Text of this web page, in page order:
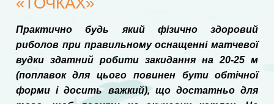
Практично будь який фізично здоровий
риболов при правильному оснащенні матчевої
вудки здатний робити закидання на 20-25 м
(поплавок для цього повинен бути обтічної
форми і досить важкий), що достатньо для